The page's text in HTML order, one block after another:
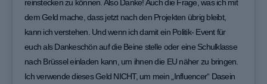
reinstecken zu können. Also Danke! Auch die Frage, was ich mit
dem Geld mache, dass jetzt nach den Projekten übrig bleibt,
kann ich verstehen. Und wenn ich damit ein Politik- Event für
euch als Dankeschön auf die Beine stelle oder eine Schulklasse
nach Brüssel einladen kann, um ihnen die EU näher zu bringen.
Ich verwende dieses Geld NICHT, um mein „Influencer“ Dasein